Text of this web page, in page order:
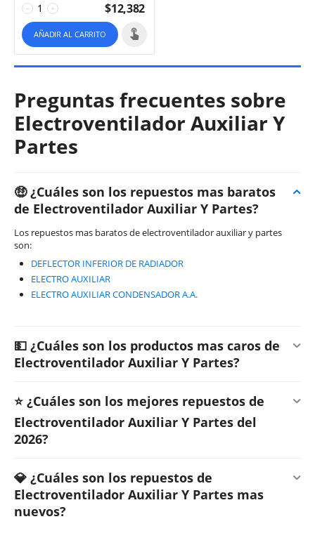
+
− $12,382
AÑADIR AL CARRITO
Preguntas frecuentes sobre
Electroventilador Auxiliar Y
Partes
🤑 ¿Cuáles son los repuestos mas baratos
de Electroventilador Auxiliar Y Partes?
Los repuestos mas baratos de electroventilador auxiliar y partes
son:
DEFLECTOR INFERIOR DE RADIADOR
ELECTRO AUXILIAR
ELECTRO AUXILIAR CONDENSADOR A.A.
💵 ¿Cuáles son los productos mas caros de
Electroventilador Auxiliar Y Partes?
⭐ ¿Cuáles son los mejores repuestos de
Electroventilador Auxiliar Y Partes del
2026?
💎 ¿Cuáles son los repuestos de
Electroventilador Auxiliar Y Partes mas
nuevos?